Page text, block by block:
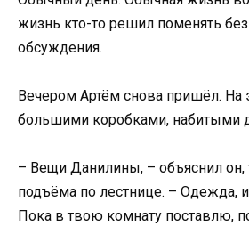
жизнь кто-то решил поменять без
обсуждения.
Вечером Артём снова пришёл. На
большими коробками, набитыми
– Вещи Данилины, – объяснил
подъёма по лестнице. – Одежда,
Пока в твою комнату поставлю,